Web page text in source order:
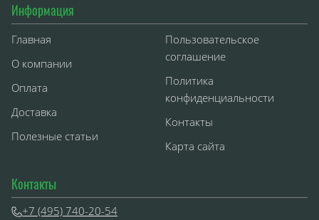
Информация
Главная
О компании
Оплата
Доставка
Полезные статьи
Пользовательское
соглашение
Политика
конфиденциальности
Контакты
Карта сайта
Контакты
+7 (495) 740-20-54